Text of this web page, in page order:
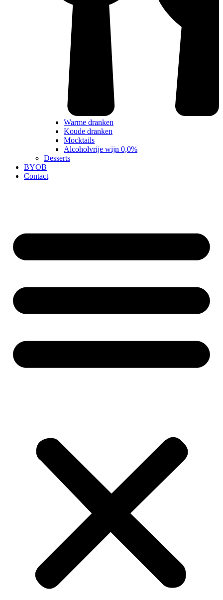
Warme dranken
Koude dranken
Mocktails
Alcoholvrije wijn 0,0%
Desserts
BYOB
Contact